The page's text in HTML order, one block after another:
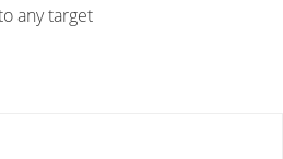
any target